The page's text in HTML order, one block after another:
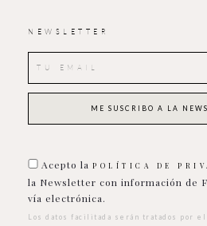
NEWSLETTER
Acepto la POLÍTICA DE
la Newsletter con información de
vía electrónica.
Los datos facilitada serán tratados por